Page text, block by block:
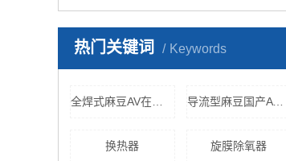
热门关键词 Keywords
导流型麻豆国产AV丝袜保洁员传媒
换热器 旋膜除氧器